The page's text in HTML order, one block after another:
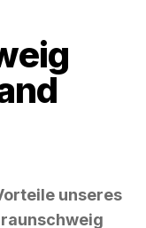
unseres